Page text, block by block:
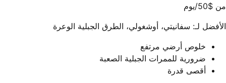
من $50/يوم
الأفضل لـ: سفانيتي، أوشغولي، الطرق الجبلية الوعرة
خلوص أرضي مرتفع
ضرورية للممرات الجبلية الصعبة
أقصى قدرة